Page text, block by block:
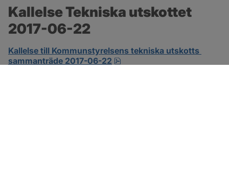
Kallelse Tekniska utskottet
2017-06-22
Kallelse till Kommunstyrelsens tekniska utskotts
sammanträde 2017-06-22